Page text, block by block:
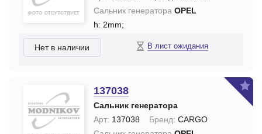
Сальник генератора OPEL
h: 2mm;
Нет в наличии В лист ожидания
137038
Сальник генератора
Арт: 137038 Бренд: CARGO